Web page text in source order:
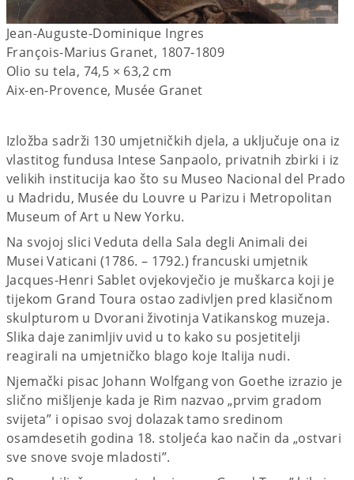
Jean-Auguste-Dominique Ingres
François-Marius Granet, 1807-1809
Olio su tela, 74,5 × 63,2 cm
Aix-en-Provence, Musée Granet
Izložba sadrži 130 umjetničkih djela, a uključuje ona iz
vlastitog fundusa Intese Sanpaolo, privatnih zbirki i iz
velikih institucija kao što su Museo Nacional del Prado
u Madridu, Musée du Louvre u Parizu i Metropolitan
Museum of Art u New Yorku.
Na svojoj slici Veduta della Sala degli Animali dei
Musei Vaticani (1786. – 1792.) francuski umjetnik
Jacques-Henri Sablet ovjekovječio je muškarca koji je
tijekom Grand Toura ostao zadivljen pred klasičnom
skulpturom u Dvorani životinja Vatikanskog muzeja.
Slika daje zanimljiv uvid u to kako su posjetitelji
reagirali na umjetničko blago koje Italija nudi.
Njemački pisac Johann Wolfgang von Goethe izrazio je
slično mišljenje kada je Rim nazvao „prvim gradom
svijeta” i opisao svoj dolazak tamo sredinom
osamdesetih godina 18. stoljeća kao način da „ostvari
sve snove svoje mladosti”.